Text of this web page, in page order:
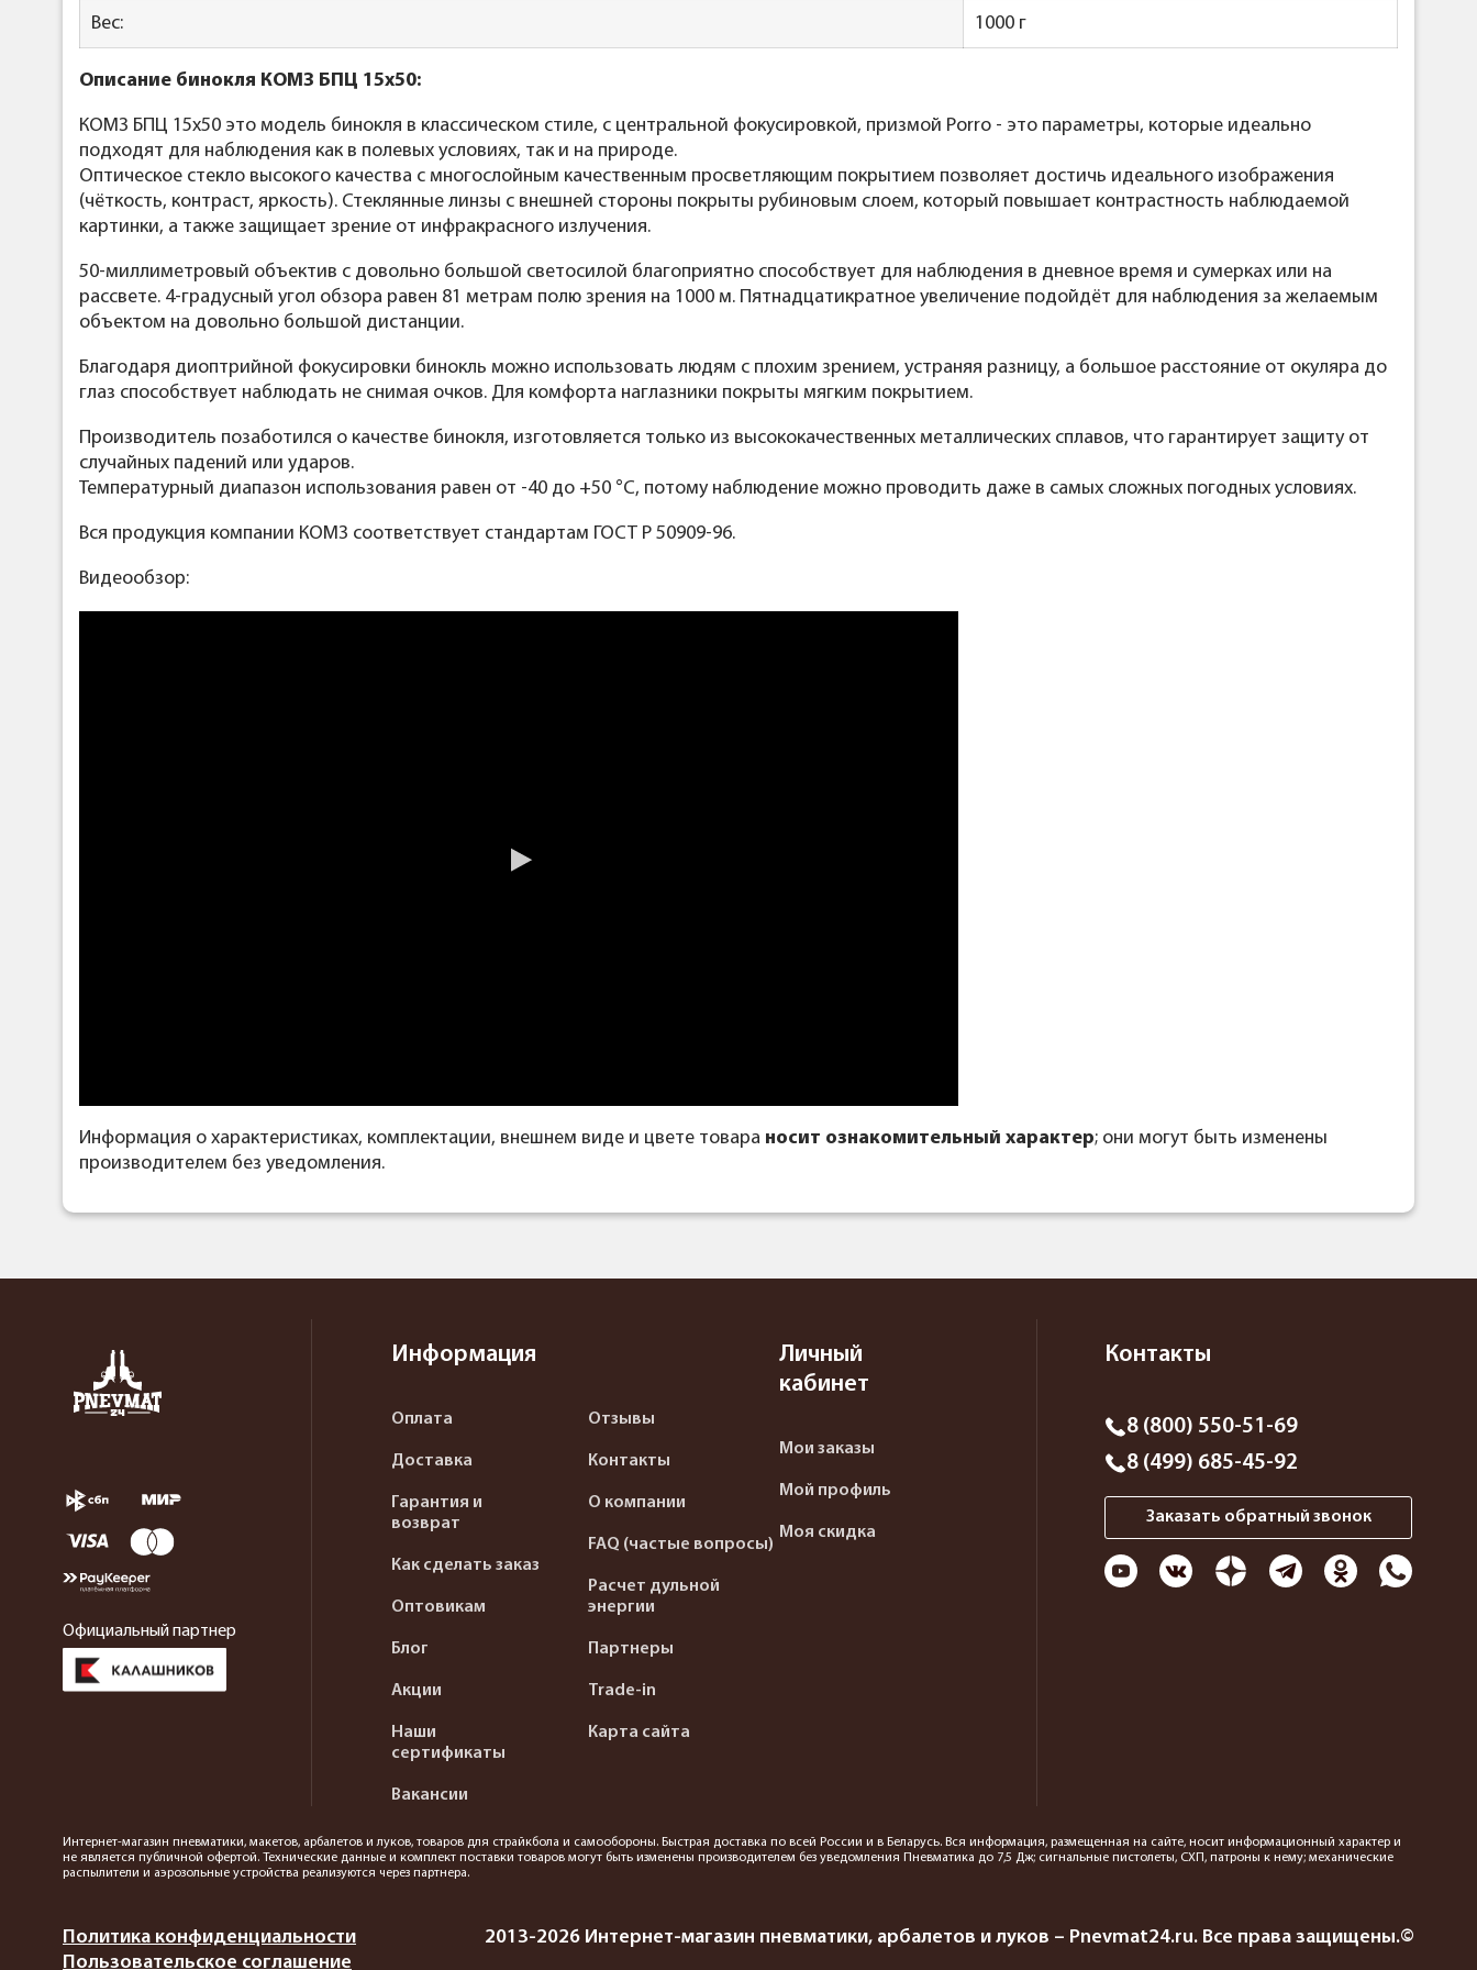
Вес: 1000 г
Описание бинокля КОМЗ БПЦ 15x50:
КОМЗ БПЦ 15x50 это модель бинокля в классическом стиле, c центральной фокусировкой, призмой Porro - это параметры, которые идеально
подходят для наблюдения как в полевых условиях, так и на природе.
Оптическое стекло высокого качества с многослойным качественным просветляющим покрытием позволяет достичь идеального изображения
(чёткость, контраст, яркость). Стеклянные линзы с внешней стороны покрыты рубиновым слоем, который повышает контрастность наблюдаемой
картинки, а также защищает зрение от инфракрасного излучения.
50-миллиметровый объектив с довольно большой светосилой благоприятно способствует для наблюдения в дневное время и сумерках или на
рассвете. 4-градусный угол обзора равен 81 метрам полю зрения на 1000 м. Пятнадцатикратное увеличение подойдёт для наблюдения за желаемым
объектом на довольно большой дистанции.
Благодаря диоптрийной фокусировки бинокль можно использовать людям с плохим зрением, устраняя разницу, а большое расстояние от окуляра до
глаз способствует наблюдать не снимая очков. Для комфорта наглазники покрыты мягким покрытием.
Производитель позаботился о качестве бинокля, изготовляется только из высококачественных металлических сплавов, что гарантирует защиту от
случайных падений или ударов.
Температурный диапазон использования равен от -40 до +50 °С, потому наблюдение можно проводить даже в самых сложных погодных условиях.
Вся продукция компании КОМЗ соответствует стандартам ГОСТ Р 50909-96.
Видеообзор:
Информация о характеристиках, комплектации, внешнем виде и цвете товара носит ознакомительный характер; они могут быть изменены
производителем без уведомления.
Официальный партнер
Информация
Оплата
Доставка
Гарантия и
возврат
Как сделать заказ
Оптовикам
Блог
Акции
Наши
сертификаты
Вакансии
Отзывы
Контакты
О компании
FAQ (частые вопросы)
Расчет дульной
энергии
Партнеры
Trade-in
Карта сайта
Личный
кабинет
Мои заказы
Мой профиль
Моя скидка
Контакты
8 (800) 550-51-69
8 (499) 685-45-92
Заказать обратный звонок
Интернет-магазин пневматики, макетов, арбалетов и луков, товаров для страйкбола и самообороны. Быстрая доставка по всей России и в Беларусь. Вся информация, размещенная на сайте, носит информационный характер и
не является публичной офертой. Технические данные и комплект поставки товаров могут быть изменены производителем без уведомления Пневматика до 7,5 Дж; сигнальные пистолеты, СХП, патроны к нему; механические
распылители и аэрозольные устройства реализуются через партнера.
Политика конфиденциальности
Пользовательское соглашение
2013-2026 Интернет-магазин пневматики, арбалетов и луков – Pnevmat24.ru. Все права защищены.©